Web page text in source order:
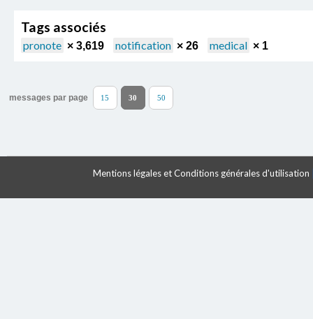
Tags associés
pronote × 3,619 notification × 26 medical × 1
messages par page 15 30 50
Mentions légales et Conditions générales d'utilisation